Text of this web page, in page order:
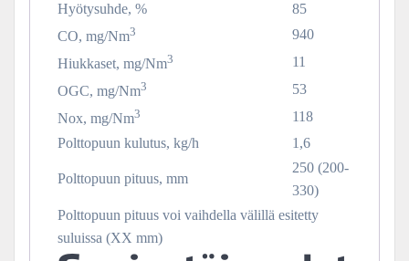
Hyötysuhde, %
85
CO, mg/Nm3
940
Hiukkaset, mg/Nm3
11
OGC, mg/Nm3
53
Nox, mg/Nm3
118
Polttopuun kulutus, kg/h
1,6
Polttopuun pituus, mm
250 (200-
330)
Polttopuun pituus voi vaihdella välillä esitetty
suluissa (XX mm)